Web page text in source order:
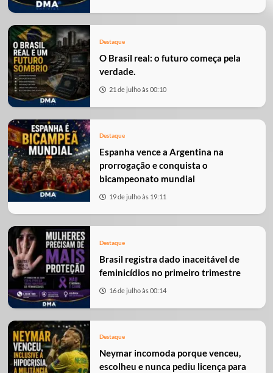
Destaque
O Brasil real: o futuro começa pela
verdade.
21 de julho às 00:10
Destaque
Espanha vence a Argentina na
prorrogação e conquista o
bicampeonato mundial
19 de julho às 19:11
Destaque
Brasil registra dado inaceitável de
feminicídios no primeiro trimestre
16 de julho às 00:14
Destaque
Neymar incomoda porque venceu,
escolheu e nunca pediu licença para